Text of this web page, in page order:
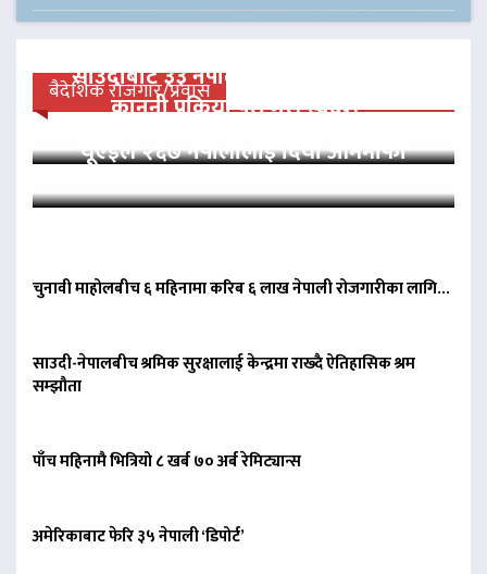
बैदेशिक रोजगार/प्रवास
साउदीबाट ३३ नेपाली कैदीलाई आममाफी,
कानुनी प्रक्रिया पूरा गरी स्वदेश…
यूएईले २६७ नेपालीलाई दियो आममाफी
चुनावी माहोलबीच ६ महिनामा करिब ६ लाख नेपाली रोजगारीका लागि…
साउदी-नेपालबीच श्रमिक सुरक्षालाई केन्द्रमा राख्दै ऐतिहासिक श्रम
सम्झौता
पाँच महिनामै भित्रियो ८ खर्ब ७० अर्ब रेमिट्यान्स
अमेरिकाबाट फेरि ३५ नेपाली ‘डिपोर्ट’